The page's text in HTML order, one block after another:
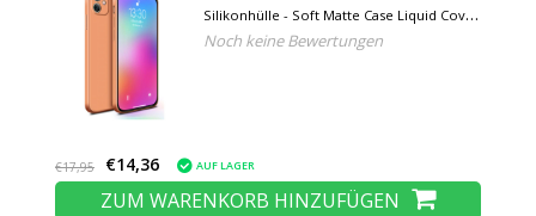
Silikonhülle - Soft Matte Case Liquid Cover
Orange
Noch keine Bewertungen
€17,95 €14,36 AUF LAGER
ZUM WARENKORB HINZUFÜGEN